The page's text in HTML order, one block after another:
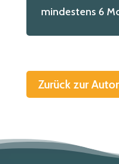
mindestens 6
Zurück zur